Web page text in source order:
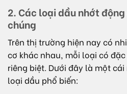
2. Các loại dầu nhớt
chúng
Trên thị trường hiện nay có
cơ khác nhau, mỗi loại có
riêng biệt. Dưới đây là một
loại dầu phổ biến: